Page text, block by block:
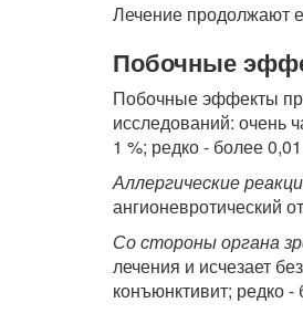
Лечение продолжают
Побочные
Побочные эффекты
исследований: очень
1 %; редко - более 0,01
Аллергические
ангионевротический
Со стороны органа
лечения и исчезает
конъюнктивит; редко -